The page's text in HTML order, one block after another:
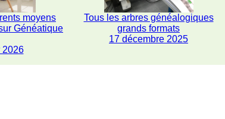
moyens
Généatique
2026
Tous les arbres généalogiques
grands formats
17 décembre 2025